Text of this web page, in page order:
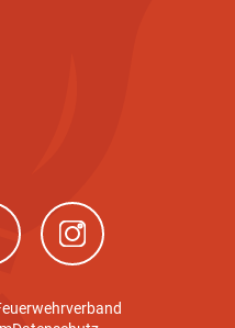
Fenster)(neues Fenster)